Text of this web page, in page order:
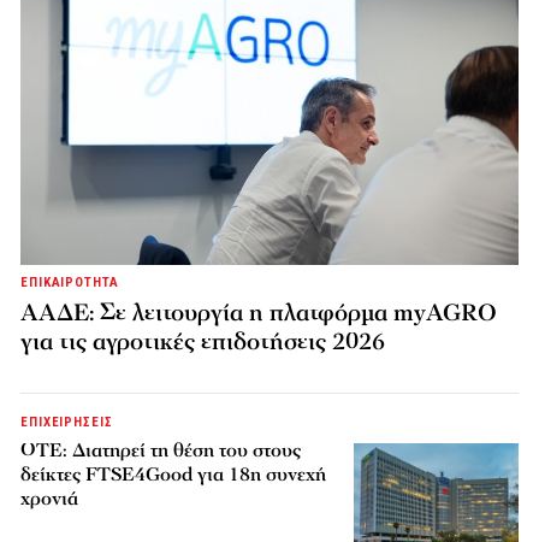
ΕΠΙΚΑΙΡΟΤΗΤΑ
ΑΑΔΕ: Σε λειτουργία η πλατφόρμα myAGRO
για τις αγροτικές επιδοτήσεις 2026
ΕΠΙΧΕΙΡΗΣΕΙΣ
ΟΤΕ: Διατηρεί τη θέση του στους
δείκτες FTSE4Good για 18η συνεχή
χρονιά